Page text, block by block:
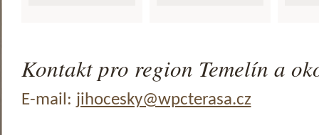
Kontakt pro region Temelín a
E-mail: jihocesky@wpcterasa.cz